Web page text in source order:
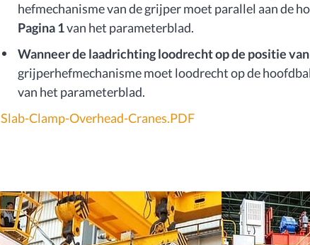
hefmechanisme van de grijper moet parallel aan de
Pagina 1van het parameterblad.
Wanneer de laadrichting loodrecht op de positie
grijperhefmechanisme moet loodrecht op de
van het parameterblad.
Slab-Clamp-Overhead-Cranes.PDF